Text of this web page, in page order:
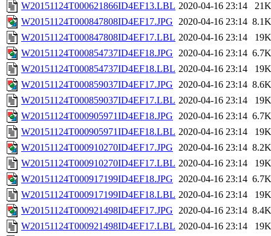
W20151124T000621866ID4EF13.LBL 2020-04-16 23:14
21K
W20151124T000847808ID4EF17.JPG 2020-04-16 23:14 8.1K
W20151124T000847808ID4EF17.LBL 2020-04-16 23:14
19K
W20151124T000854737ID4EF18.JPG 2020-04-16 23:14 6.7K
W20151124T000854737ID4EF18.LBL 2020-04-16 23:14
19K
W20151124T000859037ID4EF17.JPG 2020-04-16 23:14 8.6K
W20151124T000859037ID4EF17.LBL 2020-04-16 23:14
19K
W20151124T000905971ID4EF18.JPG 2020-04-16 23:14 6.7K
W20151124T000905971ID4EF18.LBL 2020-04-16 23:14
19K
W20151124T000910270ID4EF17.JPG 2020-04-16 23:14 8.2K
W20151124T000910270ID4EF17.LBL 2020-04-16 23:14
19K
W20151124T000917199ID4EF18.JPG 2020-04-16 23:14 6.7K
W20151124T000917199ID4EF18.LBL 2020-04-16 23:14
19K
W20151124T000921498ID4EF17.JPG 2020-04-16 23:14 8.4K
W20151124T000921498ID4EF17.LBL 2020-04-16 23:14
19K